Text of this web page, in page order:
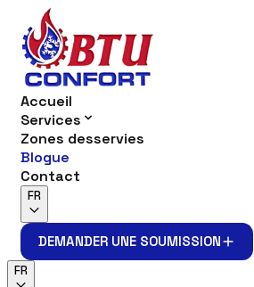
Accueil
Services
Zones desservies
Blogue
Contact
FR
DEMANDER UNE SOUMISSION
DEMANDER UNE SOUMISSION
FR